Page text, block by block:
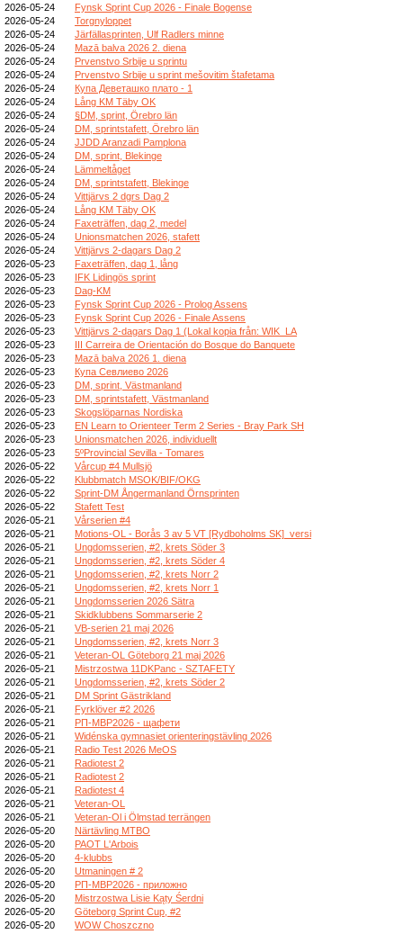
2026-05-24
Fynsk Sprint Cup 2026 - Finale Bogense
2026-05-24
Torgnyloppet
2026-05-24
Järfällasprinten, Ulf Radlers minne
2026-05-24
Mazā balva 2026 2. diena
2026-05-24
Prvenstvo Srbije u sprintu
2026-05-24
Prvenstvo Srbije u sprint mešovitim štafetama
2026-05-24
Купа Деветашко плато - 1
2026-05-24
Lång KM Täby OK
2026-05-24
§DM, sprint, Örebro län
2026-05-24
DM, sprintstafett, Örebro län
2026-05-24
JJDD Aranzadi Pamplona
2026-05-24
DM, sprint, Blekinge
2026-05-24
Lämmeltåget
2026-05-24
DM, sprintstafett, Blekinge
2026-05-24
Vittjärvs 2 dgrs Dag 2
2026-05-24
Lång KM Täby OK
2026-05-24
Faxeträffen, dag 2, medel
2026-05-24
Unionsmatchen 2026, stafett
2026-05-24
Vittjärvs 2-dagars Dag 2
2026-05-23
Faxeträffen, dag 1, lång
2026-05-23
IFK Lidingös sprint
2026-05-23
Dag-KM
2026-05-23
Fynsk Sprint Cup 2026 - Prolog Assens
2026-05-23
Fynsk Sprint Cup 2026 - Finale Assens
2026-05-23
Vittjärvs 2-dagars Dag 1 (Lokal kopia från: WIK_LA
2026-05-23
III Carreira de Orientación do Bosque do Banquete
2026-05-23
Mazā balva 2026 1. diena
2026-05-23
Купа Севлиево 2026
2026-05-23
DM, sprint, Västmanland
2026-05-23
DM, sprintstafett, Västmanland
2026-05-23
Skogslöparnas Nordiska
2026-05-23
EN Learn to Orienteer Term 2 Series - Bray Park SH
2026-05-23
Unionsmatchen 2026, individuellt
2026-05-23
5ºProvincial Sevilla - Tomares
2026-05-22
Vårcup #4 Mullsjö
2026-05-22
Klubbmatch MSOK/BIF/OKG
2026-05-22
Sprint-DM Ångermanland Örnsprinten
2026-05-22
Stafett Test
2026-05-21
Vårserien #4
2026-05-21
Motions-OL - Borås 3 av 5 VT [Rydboholms SK]_versi
2026-05-21
Ungdomsserien, #2, krets Söder 3
2026-05-21
Ungdomsserien, #2, krets Söder 4
2026-05-21
Ungdomsserien, #2, krets Norr 2
2026-05-21
Ungdomsserien, #2, krets Norr 1
2026-05-21
Ungdomsserien 2026 Sätra
2026-05-21
Skidklubbens Sommarserie 2
2026-05-21
VB-serien 21 maj 2026
2026-05-21
Ungdomsserien, #2, krets Norr 3
2026-05-21
Veteran-OL Göteborg 21 maj 2026
2026-05-21
Mistrzostwa 11DKPanc - SZTAFETY
2026-05-21
Ungdomsserien, #2, krets Söder 2
2026-05-21
DM Sprint Gästrikland
2026-05-21
Fyrklöver #2 2026
2026-05-21
РП-МВР2026 - щафети
2026-05-21
Widénska gymnasiet orienteringstävling 2026
2026-05-21
Radio Test 2026 MeOS
2026-05-21
Radiotest 2
2026-05-21
Radiotest 2
2026-05-21
Radiotest 4
2026-05-21
Veteran-OL
2026-05-21
Veteran-Ol i Ölmstad terrängen
2026-05-20
Närtävling MTBO
2026-05-20
PAOT L'Arbois
2026-05-20
4-klubbs
2026-05-20
Utmaningen # 2
2026-05-20
РП-МВР2026 - приложно
2026-05-20
Mistrzostwa Lisie Kąty Śerdni
2026-05-20
Göteborg Sprint Cup, #2
2026-05-20
WOW Choszczno